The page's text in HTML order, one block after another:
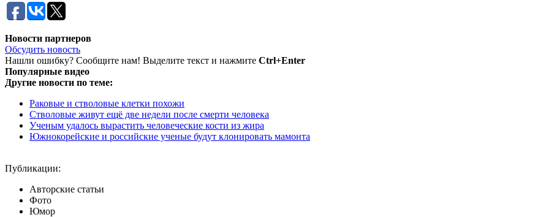
Новости партнеров
Обсудить новость
Нашли ошибку? Сообщите нам! Выделите текст и нажмите Ctrl+Enter
Популярные видео
Другие новости по теме:
Раковые и стволовые клетки похожи
Стволовые живут ещё две недели после смерти человека
Ученым удалось вырастить человеческие кости из жира
Южнокорейские и российские ученые будут клонировать мамонта
Публикации:
Авторские статьи
Фото
Юмор